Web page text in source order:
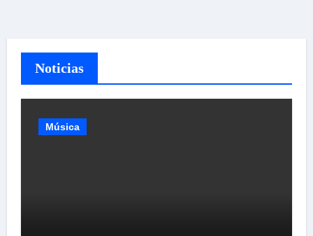
Noticias
Música